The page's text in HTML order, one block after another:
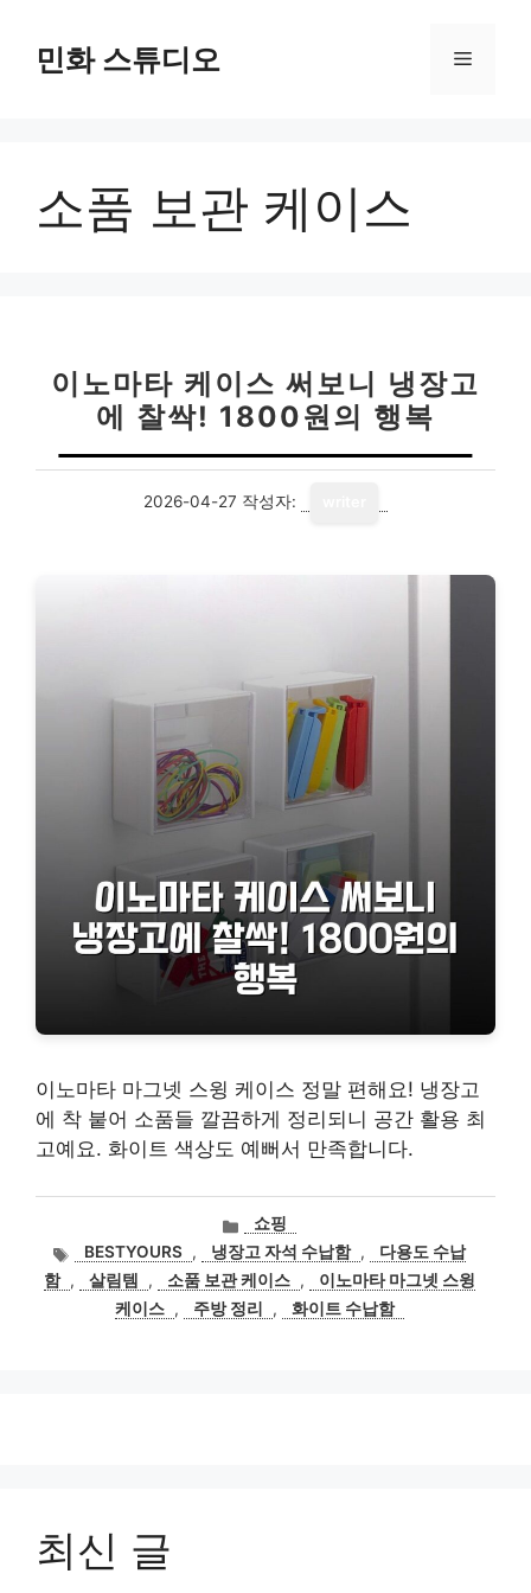
민화 스튜디오 메
소품 보관 케이스
이노마타 케이스 써보니 냉장고
에 찰싹! 1800원의 행복
2026-04-27 작성자:
이노마타 마그넷 스윙 케이스 정말 편해요! 냉장고
에 착 붙어 소품들 깔끔하게 정리되니 공간 활용 최
고예요. 화이트 색상도 예뻐서 만족합니다.
카
테
고
리
쇼핑
태BESTYOURS , 냉장고 자석 수납함 ,
다용도 수납
함 , 살림템 , 소품 보관 케이스 ,
이노마타 마그넷 스윙
케이스 , 주방 정리 , 화이트 수납함
최신 글